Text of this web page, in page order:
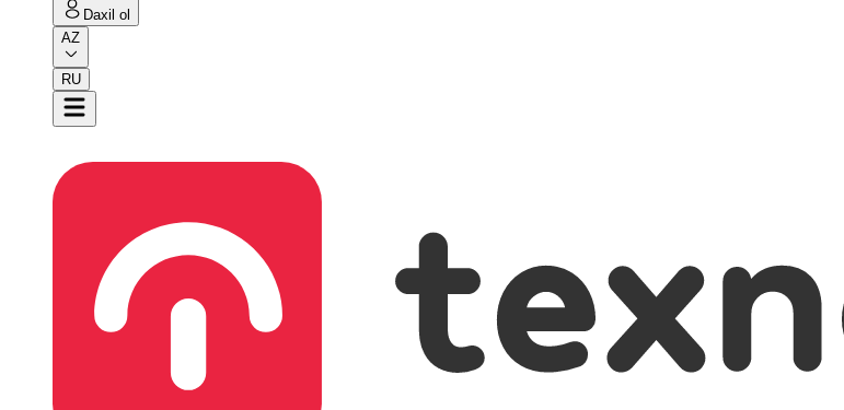
Daxil ol
AZ
RU